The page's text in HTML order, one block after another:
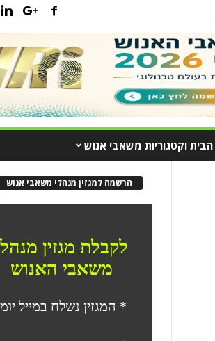
וקטגוריות משאבי אנוש
הרשמה למגזין מנהלי משאבי אנוש